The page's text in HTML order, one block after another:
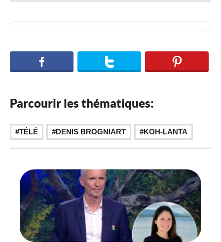
Parcourir les thématiques:
TÉLÉ DENIS BROGNIART KOH-LANTA